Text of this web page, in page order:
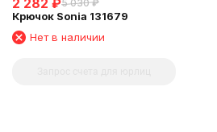
2 282 ₽5 030 ₽
Крючок Sonia 131679
Нет в наличии